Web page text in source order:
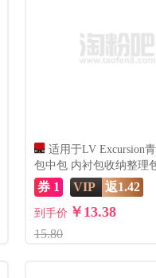
适用于LV Excursion
包中包 内衬包收纳整理
型
券 1 VIP 返1.42
到手价 ￥13.38
15.80